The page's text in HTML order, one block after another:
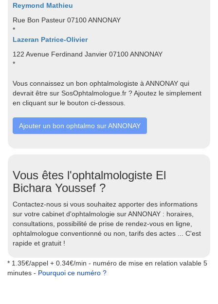
Reymond Mathieu
Rue Bon Pasteur 07100 ANNONAY
*
Lazeran Patrice-Olivier
122 Avenue Ferdinand Janvier 07100 ANNONAY
*
Vous connaissez un bon ophtalmologiste à ANNONAY qui
devrait être sur SosOphtalmologue.fr ? Ajoutez le simplement
en cliquant sur le bouton ci-dessous.
Ajouter un bon ophtalmo sur ANNONAY
Vous êtes l'ophtalmologiste El
Bichara Youssef ?
Contactez-nous si vous souhaitez apporter des informations
sur votre cabinet d'ophtalmologie sur ANNONAY : horaires,
consultations, possibilité de prise de rendez-vous en ligne,
ophtalmologue conventionné ou non, tarifs des actes ... C'est
rapide et gratuit !
* 1.35€/appel + 0.34€/min - numéro de mise en relation valable 5
minutes - Pourquoi ce numéro ?